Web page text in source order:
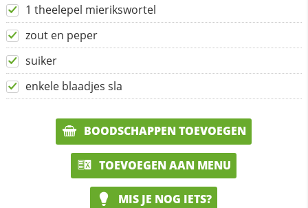
1 theelepel mierikswortel
zout en peper
suiker
enkele blaadjes sla
BOODSCHAPPEN TOEVOEGEN
TOEVOEGEN AAN MENU
MIS JE NOG IETS?